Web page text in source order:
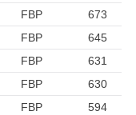
FBP
673
FBP
645
FBP
631
FBP
630
FBP
594